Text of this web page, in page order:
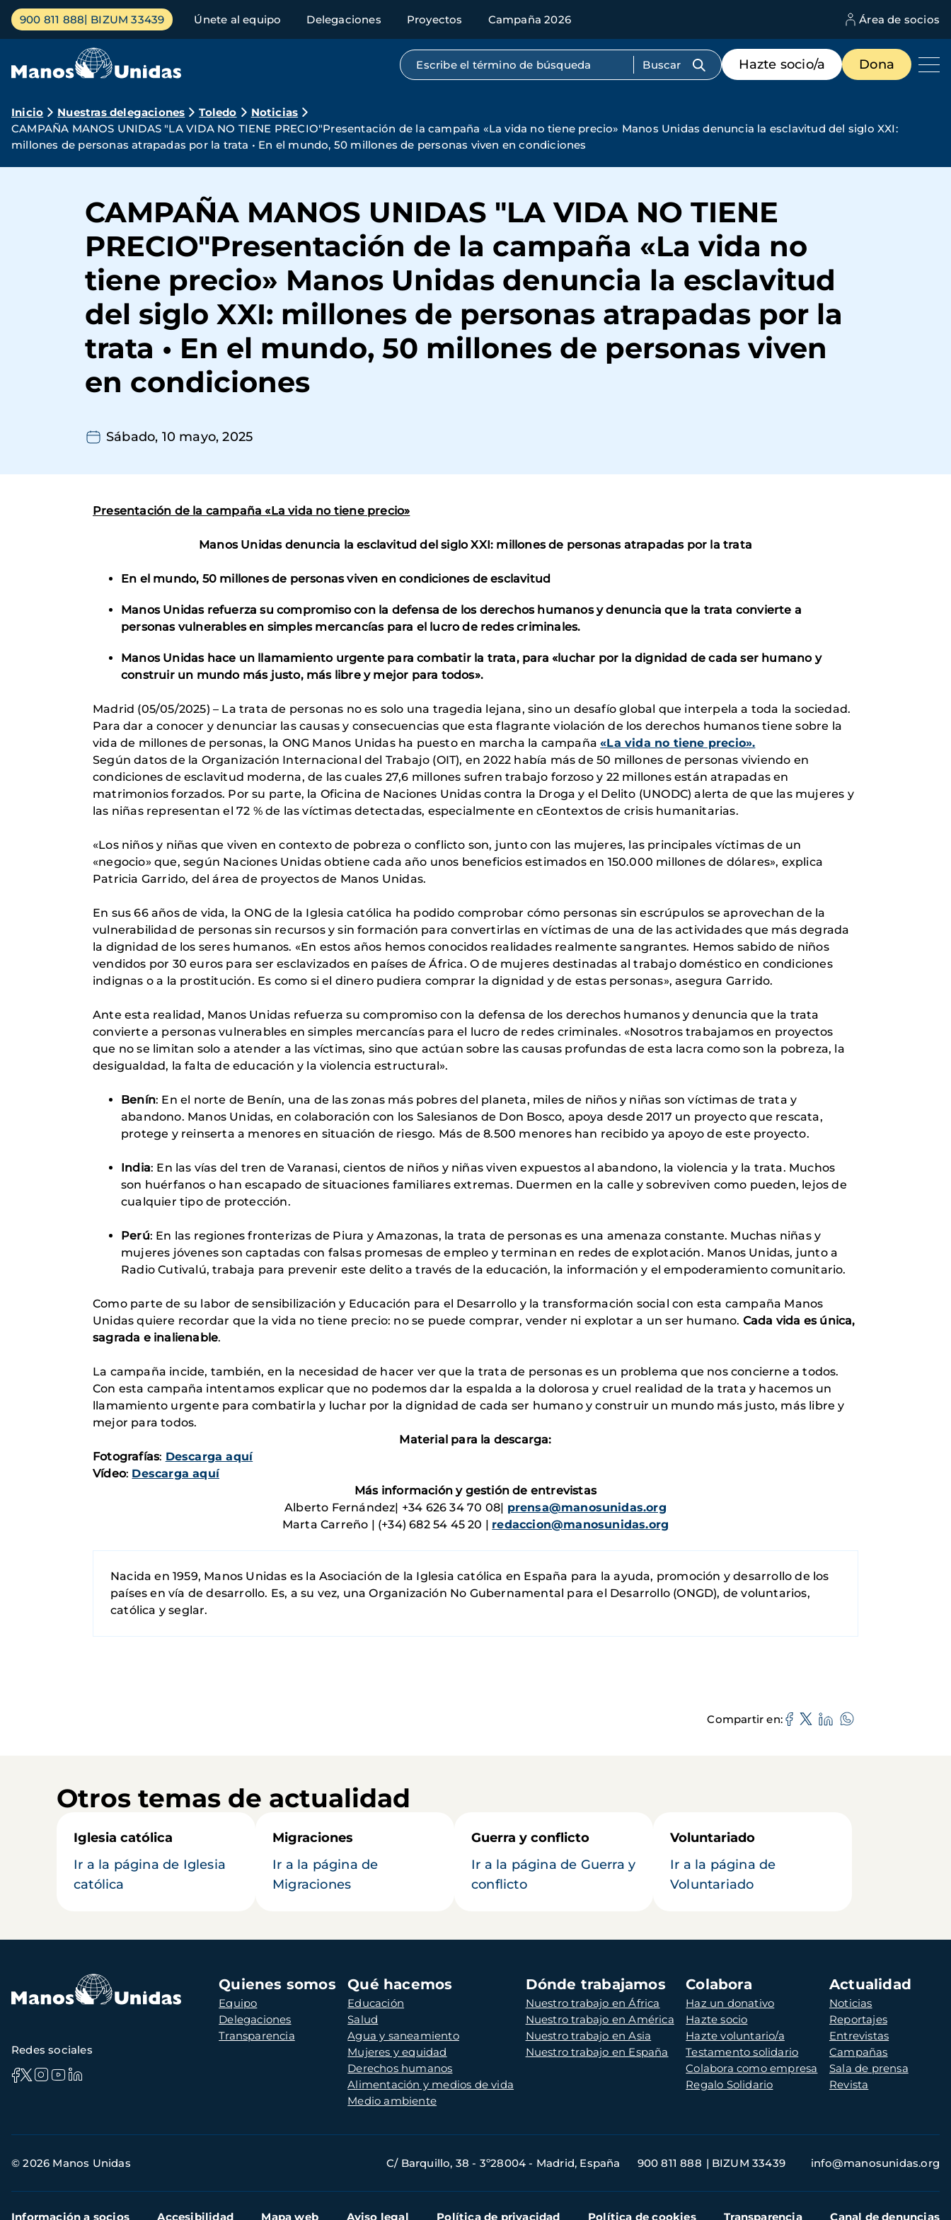
Pasar
contenido
Menú
principal
900 811 888 BIZUM 33439 Únete al equipo Delegaciones Proyectos Campaña 2026 Área de socios
Búsqueda por texto completo
Menú
de
destacados
Hazte socio/a Dona
Ruta
de
navegación
Inicio Nuestras delegaciones Toledo
Noticias
CAMPAÑA MANOS UNIDAS "LA VIDA NO TIENE PRECIO"Presentación de la campaña «La vida no tiene precio» Manos Unidas denuncia la esclavitud del siglo XXI:
millones de personas atrapadas por la trata • En el mundo, 50 millones de personas viven en condiciones
CAMPAÑA MANOS UNIDAS "LA VIDA NO TIENE
PRECIO"Presentación de la campaña «La vida no
tiene precio» Manos Unidas denuncia la esclavitud
del siglo XXI: millones de personas atrapadas por la
trata • En el mundo, 50 millones de personas viven
en condiciones
Sábado, 10 mayo, 2025
Presentación de la campaña «La vida no tiene precio»
Manos Unidas denuncia la esclavitud del siglo XXI: millones de personas atrapadas por la trata
En el mundo, 50 millones de personas viven en condiciones de esclavitud
Manos Unidas refuerza su compromiso con la defensa de los derechos humanos y denuncia que la trata convierte a
personas vulnerables en simples mercancías para el lucro de redes criminales.
Manos Unidas hace un llamamiento urgente para combatir la trata, para «luchar por la dignidad de cada ser humano y
construir un mundo más justo, más libre y mejor para todos».
Madrid (05/05/2025) – La trata de personas no es solo una tragedia lejana, sino un desafío global que interpela a toda la sociedad.
Para dar a conocer y denunciar las causas y consecuencias que esta flagrante violación de los derechos humanos tiene sobre la
vida de millones de personas, la ONG Manos Unidas ha puesto en marcha la campaña«La vida no tiene precio».
Según datos de la Organización Internacional del Trabajo (OIT), en 2022 había más de 50 millones de personas viviendo en
condiciones de esclavitud moderna, de las cuales 27,6 millones sufren trabajo forzoso y 22 millones están atrapadas en
matrimonios forzados. Por su parte, la Oficina de Naciones Unidas contra la Droga y el Delito (UNODC) alerta de que las mujeres y
las niñas representan el 72 % de las víctimas detectadas, especialmente en cEontextos de crisis humanitarias.
«Los niños y niñas que viven en contexto de pobreza o conflicto son, junto con las mujeres, las principales víctimas de un
«negocio» que, según Naciones Unidas obtiene cada año unos beneficios estimados en 150.000 millones de dólares», explica
Patricia Garrido, del área de proyectos de Manos Unidas.
En sus 66 años de vida, la ONG de la Iglesia católica ha podido comprobar cómo personas sin escrúpulos se aprovechan de la
vulnerabilidad de personas sin recursos y sin formación para convertirlas en víctimas de una de las actividades que más degrada
la dignidad de los seres humanos. «En estos años hemos conocidos realidades realmente sangrantes. Hemos sabido de niños
vendidos por 30 euros para ser esclavizados en países de África. O de mujeres destinadas al trabajo doméstico en condiciones
indignas o a la prostitución. Es como si el dinero pudiera comprar la dignidad y de estas personas», asegura Garrido.
Ante esta realidad, Manos Unidas refuerza su compromiso con la defensa de los derechos humanos y denuncia que la trata
convierte a personas vulnerables en simples mercancías para el lucro de redes criminales. «Nosotros trabajamos en proyectos
que no se limitan solo a atender a las víctimas, sino que actúan sobre las causas profundas de esta lacra como son la pobreza, la
desigualdad, la falta de educación y la violencia estructural».
Benín: En el norte de Benín, una de las zonas más pobres del planeta, miles de niños y niñas son víctimas de trata y
abandono. Manos Unidas, en colaboración con los Salesianos de Don Bosco, apoya desde 2017 un proyecto que rescata,
protege y reinserta a menores en situación de riesgo. Más de 8.500 menores han recibido ya apoyo de este proyecto.
India: En las vías del tren de Varanasi, cientos de niños y niñas viven expuestos al abandono, la violencia y la trata. Muchos
son huérfanos o han escapado de situaciones familiares extremas. Duermen en la calle y sobreviven como pueden, lejos de
cualquier tipo de protección.
Perú: En las regiones fronterizas de Piura y Amazonas, la trata de personas es una amenaza constante. Muchas niñas y
mujeres jóvenes son captadas con falsas promesas de empleo y terminan en redes de explotación. Manos Unidas, junto a
Radio Cutivalú, trabaja para prevenir este delito a través de la educación, la información y el empoderamiento comunitario.
Como parte de su labor de sensibilización y Educación para el Desarrollo y la transformación social con esta campaña Manos
Unidas quiere recordar que la vida no tiene precio: no se puede comprar, vender ni explotar a un ser humano. Cada vida es única,
sagrada e inalienable.
La campaña incide, también, en la necesidad de hacer ver que la trata de personas es un problema que nos concierne a todos.
Con esta campaña intentamos explicar que no podemos dar la espalda a la dolorosa y cruel realidad de la trata y hacemos un
llamamiento urgente para combatirla y luchar por la dignidad de cada ser humano y construir un mundo más justo, más libre y
mejor para todos.
Material para la descarga:
Fotografías: Descarga aquí
Vídeo: Descarga aquí
Más información y gestión de entrevistas
Alberto Fernández| +34 626 34 70 08| prensa@manosunidas.org
Marta Carreño | (+34) 682 54 45 20 | redaccion@manosunidas.org
Nacida en 1959, Manos Unidas es la Asociación de la Iglesia católica en España para la ayuda, promoción y desarrollo de los
países en vía de desarrollo. Es, a su vez, una Organización No Gubernamental para el Desarrollo (ONGD), de voluntarios,
católica y seglar.
Compartir en
Otros temas de actualidad
Iglesia católica
Ir a la página de Iglesia
católica
Migraciones
Ir a la página de
Migraciones
Guerra y conflicto
Ir a la página de Guerra y
conflicto
Voluntariado
Ir a la página de
Voluntariado
Navegación
principal
Quienes somos
Equipo
Delegaciones
Transparencia
Qué hacemos
Educación
Salud
Agua y saneamiento
Mujeres y equidad
Derechos humanos
Alimentación y medios de vida
Medio ambiente
Dónde trabajamos
Nuestro trabajo en África
Nuestro trabajo en América
Nuestro trabajo en Asia
Nuestro trabajo en España
Colabora
Haz un donativo
Hazte socio
Hazte voluntario/a
Testamento solidario
Colabora como empresa
Regalo Solidario
Actualidad
Noticias
Reportajes
Entrevistas
Campañas
Sala de prensa
Revista
Redes sociales
de
© 2026 Manos Unidas C/ Barquillo, 38 - 3º28004 - Madrid, España 900 811 888 BIZUM 33439 info@manosunidas.org
Menú
Información a socios Accesibilidad Mapa web Aviso legal Política de privacidad Política de cookies Transparencia Canal de denuncias